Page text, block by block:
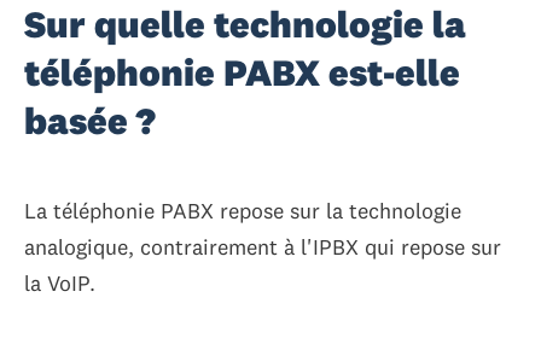
Sur quelle technologie la
téléphonie PABX est-elle
basée ?
La téléphonie PABX repose sur la technologie
analogique, contrairement à l'IPBX qui repose sur
la VoIP.